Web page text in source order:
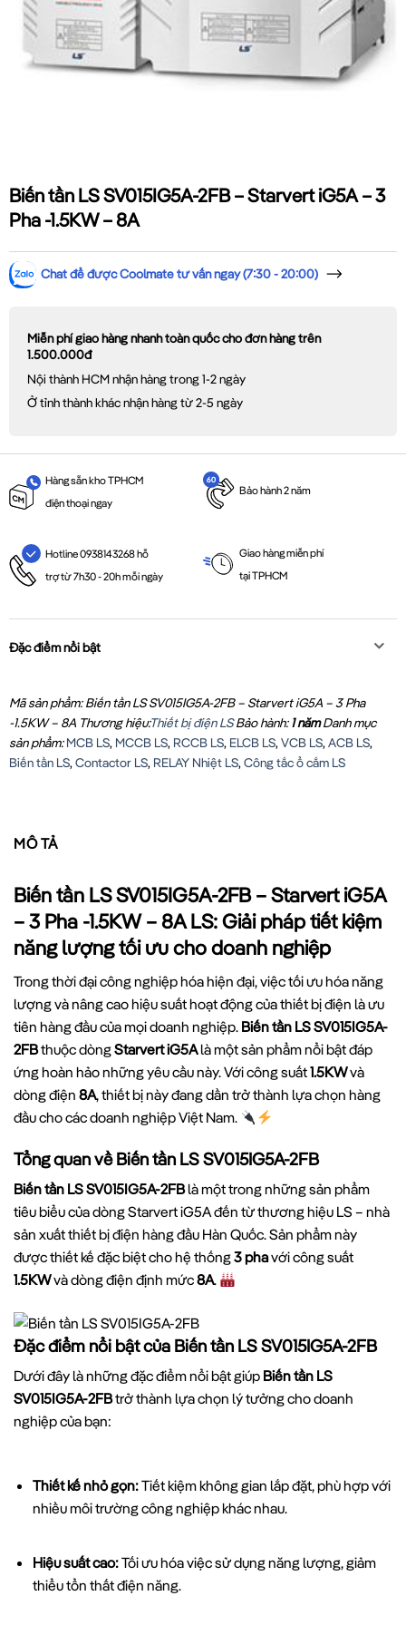
Biến tần LS SV015IG5A-2FB – Starvert iG5A – 3
Pha -1.5KW – 8A
Chat để được Coolmate tư vấn ngay (7:30 - 20:00)
Miễn phí giao hàng nhanh toàn quốc cho đơn hàng trên
1.500.000đ
Nội thành HCM nhận hàng trong 1-2 ngày
Ở tỉnh thành khác nhận hàng từ 2-5 ngày
Hàng sẵn kho TPHCM
điện thoại ngay
Bảo hành 2 năm
Hotline 0938143268 hỗ
trợ từ 7h30 - 20h mỗi ngày
Giao hàng miễn phí
tại TPHCM
Đặc điểm nổi bật
Mã sản phẩm: Biến tần LS SV015IG5A-2FB – Starvert iG5A – 3 Pha
-1.5KW – 8A Thương hiệu:Thiết bị điện LS Bảo hành:1 nămDanh mục
sản phẩm:MCB LS, MCCB LS, RCCB LS, ELCB LS,VCB LS,ACB LS,
Biến tần LS,Contactor LS, RELAY Nhiệt LS,Công tắc ổ cắm LS
MÔ TẢ
Biến tần LS SV015IG5A-2FB – Starvert iG5A
– 3 Pha -1.5KW – 8A LS: Giải pháp tiết kiệm
năng lượng tối ưu cho doanh nghiệp
Trong thời đại công nghiệp hóa hiện đại, việc tối ưu hóa năng
lượng và nâng cao hiệu suất hoạt động của thiết bị điện là ưu
tiên hàng đầu của mọi doanh nghiệp. Biến tần LS SV015IG5A-
2FBthuộc dòngStarvert iG5Alà một sản phẩm nổi bật đáp
ứng hoàn hảo những yêu cầu này. Với công suất1.5KWvà
dòng điện 8A, thiết bị này đang dần trở thành lựa chọn hàng
đầu cho các doanh nghiệp Việt Nam.
Tổng quan về Biến tần LS SV015IG5A-2FB
Biến tần LS SV015IG5A-2FBlà một trong những sản phẩm
tiêu biểu của dòng Starvert iG5A đến từ thương hiệu LS – nhà
sản xuất thiết bị điện hàng đầu Hàn Quốc. Sản phẩm này
được thiết kế đặc biệt cho hệ thống3 phavới công suất
1.5KWvà dòng điện định mức8A.
Đặc điểm nổi bật của Biến tần LS SV015IG5A-2FB
Dưới đây là những đặc điểm nổi bật giúp Biến tần LS
SV015IG5A-2FBtrở thành lựa chọn lý tưởng cho doanh
nghiệp của bạn:
Thiết kế nhỏ gọn:Tiết kiệm không gian lắp đặt, phù hợp với
nhiều môi trường công nghiệp khác nhau.
Hiệu suất cao:Tối ưu hóa việc sử dụng năng lượng, giảm
thiểu tổn thất điện năng.